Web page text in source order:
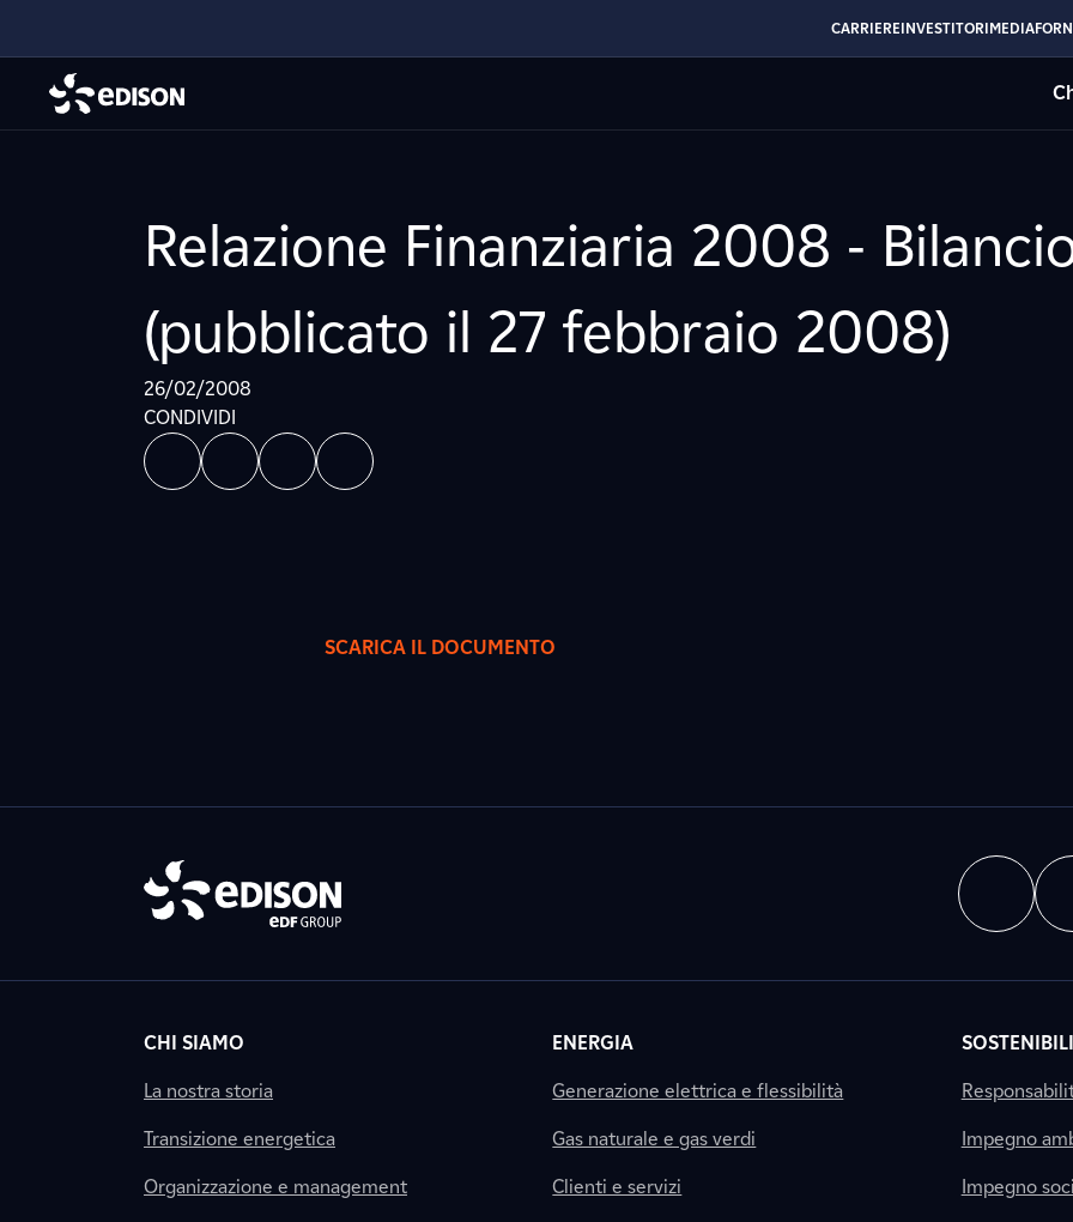
CARRIEREINVESTITORIMEDIA
Relazione Finanziaria 2008 -
(pubblicato il 27 febbraio 2008)
26/02/2008
CONDIVIDI
SCARICA IL DOCUMENTO
CHI SIAMO
La nostra storia
Transizione energetica
Organizzazione e management
ENERGIA
Generazione elettrica e flessibilità
Gas naturale e gas verdi
Clienti e servizi
Impegno
Impegno